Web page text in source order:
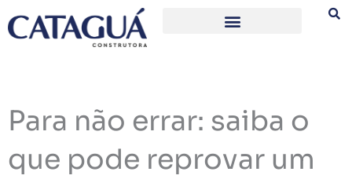
para
Para não errar: saiba o
que pode reprovar um